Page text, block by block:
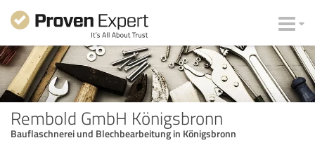
Rembold GmbH Königsbronn
Bauflaschnerei und Blechbearbeitung in Königsbronn